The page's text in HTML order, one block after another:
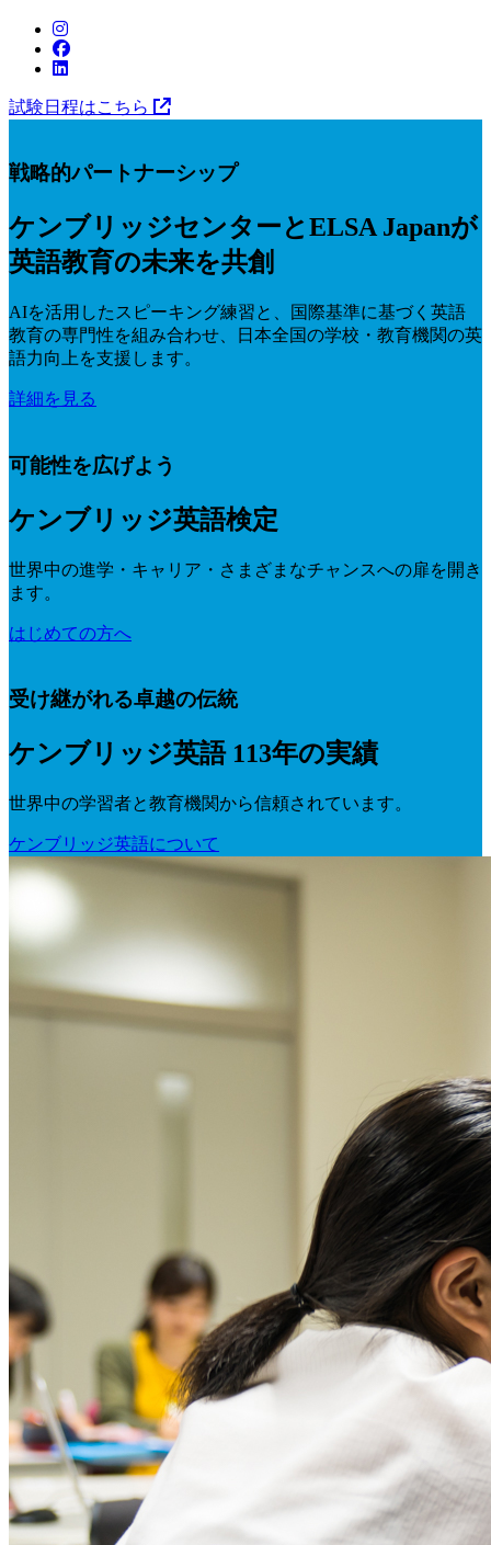
試験日程はこちら
戦略的パートナーシップ
ケンブリッジセンターとELSA Japanが
英語教育の未来を共創
AIを活用したスピーキング練習と、国際基準に基づく英語
教育の専門性を組み合わせ、日本全国の学校・教育機関の英
語力向上を支援します。
詳細を見る
可能性を広げよう
ケンブリッジ英語検定
世界中の進学・キャリア・さまざまなチャンスへの扉を開き
ます。
はじめての方へ
受け継がれる卓越の伝統
ケンブリッジ英語 113年の実績
世界中の学習者と教育機関から信頼されています。
ケンブリッジ英語について